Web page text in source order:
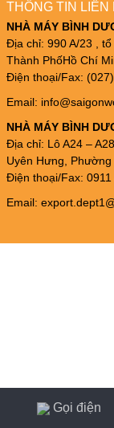
THÔNG TIN LIÊN
NHÀ MÁY BÌNH
Địa chỉ: 990 A/23 ,
Thành PhốHồ Chí
Điện thoại/Fax:
Email:
NHÀ MÁY BÌNH
Địa chỉ: Lô A24 –
Uyên Hưng,
Điện thoại/Fax:
Email:
Gọi điện